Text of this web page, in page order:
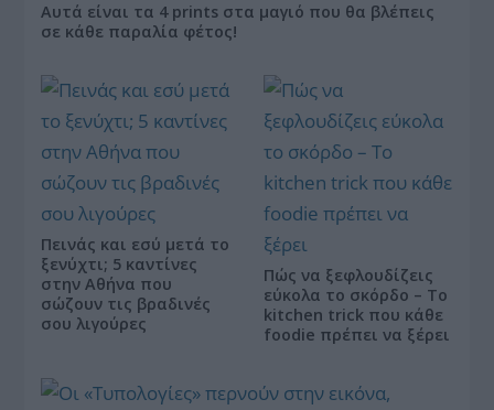
Αυτά είναι τα 4 prints στα μαγιό που θα βλέπεις
σε κάθε παραλία φέτος!
Πεινάς και εσύ μετά το
ξενύχτι; 5 καντίνες
στην Αθήνα που
σώζουν τις βραδινές
σου λιγούρες
Πώς να ξεφλουδίζεις
εύκολα το σκόρδο – Το
kitchen trick που κάθε
foodie πρέπει να ξέρει